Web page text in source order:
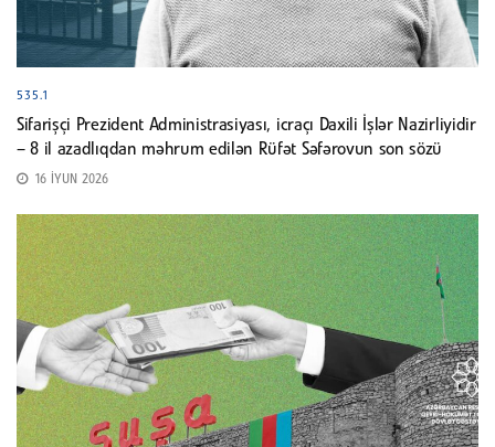
535.1
Sifarişçi Prezident Administrasiyası, icraçı Daxili İşlər Nazirliyidir
– 8 il azadlıqdan məhrum edilən Rüfət Səfərovun son sözü
16 İYUN 2026